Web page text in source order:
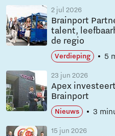
2 jul 2026
Brainport
talent,
de regio
Verdieping 5
23 jun 2026
Apex
Brainport
Nieuws 3
15 jun 2026